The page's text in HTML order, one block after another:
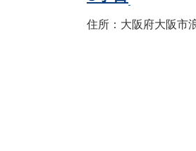
住所：大阪府大阪市